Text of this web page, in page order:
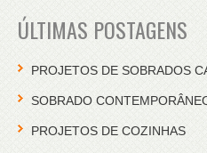
ÚLTIMAS POSTAGENS
PROJETOS DE SOBRADOS
SOBRADO
PROJETOS DE COZINHAS